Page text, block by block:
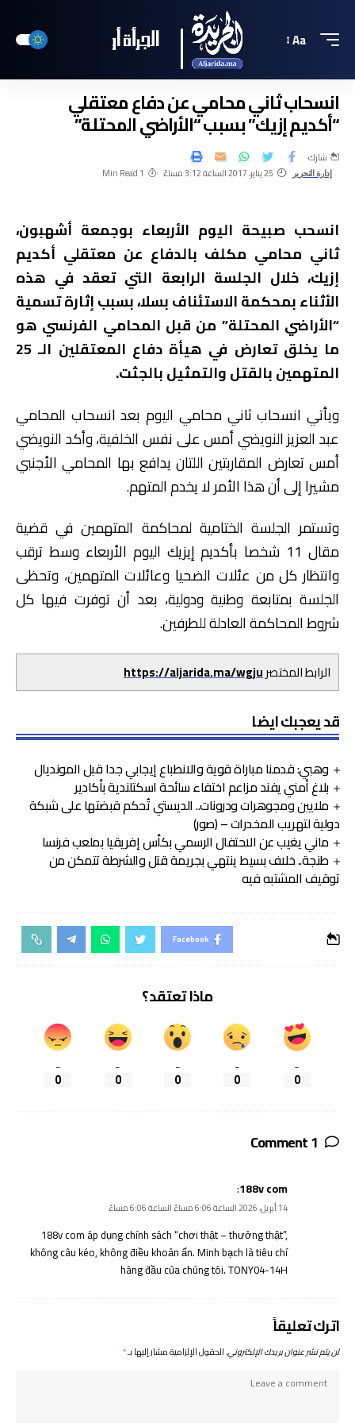
Aa
انسحاب ثاني محامي عن دفاع معتقلي
“أكديم إزيك” بسبب “الأراضي المحتلة”
إدارة التحرير 25 يناير، 2017 الساعة 3:12 مساءً 1 Min Read
شارك
انسحب صبيحة اليوم الأربعاء بوجمعة أشهبون،
ثاني محامي مكلف بالدفاع عن معتقلي أكديم
إزيك، خلال الجلسة الرابعة التي تعقد في هذه
الأثناء بمحكمة الاستئناف بسلا، بسبب إثارة تسمية
“الأراضي المحتلة” من قبل المحامي الفرنسي هو
ما يخلق تعارض في هيأة دفاع المعتقلين الـ 25
المتهمين بالقتل والتمثيل بالجثت.
ويأتي انسحاب ثاني محامي اليوم بعد انسحاب المحامي
عبد العزيز النويضي أمس على نفس الخلفية، وأكد النويضي
أمس تعارض المقاربتين اللتان يدافع بها المحامي الأجنبي
مشيرا إلى أن هذا الأمر لا يخدم المتهم.
وتستمر الجلسة الختامية لمحاكمة المتهمين في قضية
مقال 11 شخصا بأكديم إيزيك اليوم الأربعاء وسط ترقب
وانتظار كل من عئلات الضحيا وعائلات المتهمين، وتحظى
الجلسة بمتابعة وطنية ودولية، بعد أن توفرت فيها كل
شروط المحاكمة العادلة للطرفين.
الرابط المختصرhttps://aljarida.ma/wgju
قد يعجبك ايضا
وهبي: قدمنا مباراة قوية والانطباع إيجابي جدا قبل المونديال
بلاغ أمني يفند مزاعم اختفاء سائحة اسكتلندية بأكادير
ملايين ومجوهرات ودرونات.. الديستي تُحكم قبضتها على شبكة
دولية لتهريب المخدرات – (صور)
ماني يغيب عن الاحتفال الرسمي بكأس إفريقيا بملعب فرنسا
طنجة.. خلاف بسيط ينتهي بجريمة قتل والشرطة تتمكن من
توقيف المشتبه فيه
Facebook
ماذا تعتقد؟
0
0
0
0
0
1 Comment
188v com
:
14 أبريل، 2026 الساعة 6:06 مساءً الساعة 6:06 مساءً
188v com áp dụng chính sách “chơi thật – thưởng thật”,
không câu kéo, không điều khoản ẩn. Minh bạch là tiêu chí
hàng đầu của chúng tôi. TONY04-14H
اترك تعليقاً
لن يتم نشر عنوان بريدك الإلكتروني.الحقول الإلزامية مشار إليها بـ*